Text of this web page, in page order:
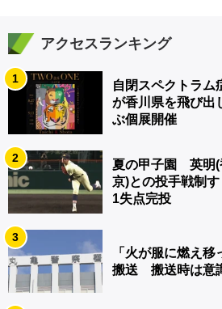
アクセスランキング
1
自閉スペクトラム
が香川県を飛び
ぶ個展開催
2
夏の甲子園 英明(
京)との投手戦制
1失点完投
3
「火が服に燃え
搬送 搬送時は意